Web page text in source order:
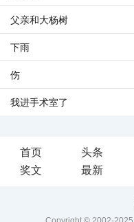
父亲和大杨树
下雨
伤
我进手术室了
首页 头条
奖文
最新